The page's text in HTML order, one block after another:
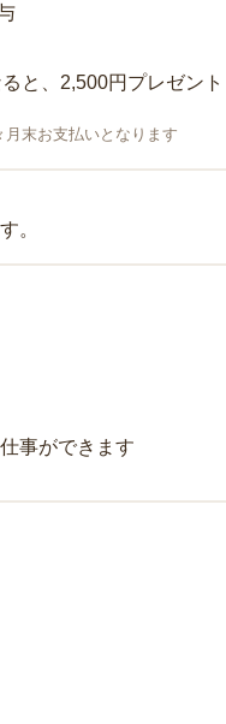
と、2,500円プレゼント
末お支払いとなります
。
事ができます